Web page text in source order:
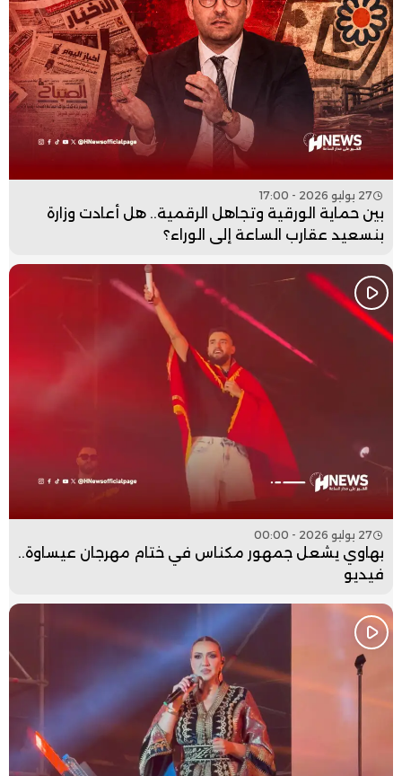
27 يوليو 2026 - 17:00
بين حماية الورقية وتجاهل الرقمية.. هل أعادت وزارة
بنسعيد عقارب الساعة إلى الوراء؟
27 يوليو 2026 - 00:00
بهاوي يشعل جمهور مكناس في ختام مهرجان عيساوة..
فيديو